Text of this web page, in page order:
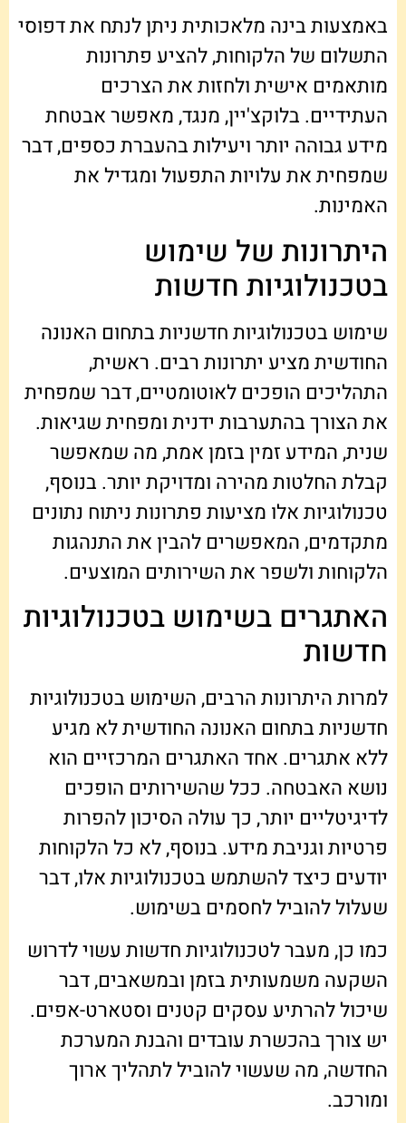
באמצעות בינה מלאכותית ניתן לנתח את דפוסי
התשלום של הלקוחות, להציע פתרונות
מותאמים אישית ולחזות את הצרכים
העתידיים. בלוקצ'יין, מנגד, מאפשר אבטחת
מידע גבוהה יותר ויעילות בהעברת כספים, דבר
שמפחית את עלויות התפעול ומגדיל את
האמינות.
היתרונות של שימוש
בטכנולוגיות חדשות
שימוש בטכנולוגיות חדשניות בתחום האנונה
החודשית מציע יתרונות רבים. ראשית,
התהליכים הופכים לאוטומטיים, דבר שמפחית
את הצורך בהתערבות ידנית ומפחית שגיאות.
שנית, המידע זמין בזמן אמת, מה שמאפשר
קבלת החלטות מהירה ומדויקת יותר. בנוסף,
טכנולוגיות אלו מציעות פתרונות ניתוח נתונים
מתקדמים, המאפשרים להבין את התנהגות
הלקוחות ולשפר את השירותים המוצעים.
האתגרים בשימוש בטכנולוגיות
חדשות
למרות היתרונות הרבים, השימוש בטכנולוגיות
חדשניות בתחום האנונה החודשית לא מגיע
ללא אתגרים. אחד האתגרים המרכזיים הוא
נושא האבטחה. ככל שהשירותים הופכים
לדיגיטליים יותר, כך עולה הסיכון להפרות
פרטיות וגניבת מידע. בנוסף, לא כל הלקוחות
יודעים כיצד להשתמש בטכנולוגיות אלו, דבר
שעלול להוביל לחסמים בשימוש.
כמו כן, מעבר לטכנולוגיות חדשות עשוי לדרוש
השקעה משמעותית בזמן ובמשאבים, דבר
שיכול להרתיע עסקים קטנים וסטארט-אפים.
יש צורך בהכשרת עובדים והבנת המערכת
החדשה, מה שעשוי להוביל לתהליך ארוך
ומורכב.